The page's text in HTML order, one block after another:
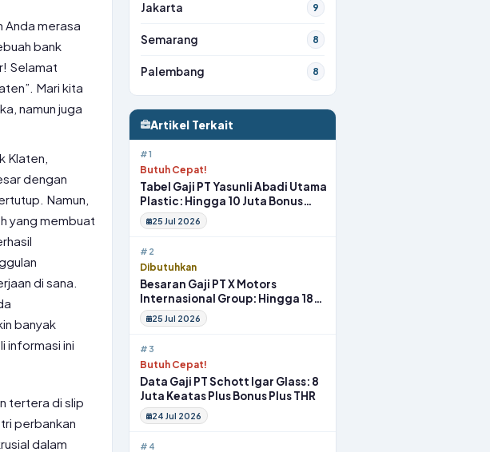
Anda merasa
bank
Selamat
Mari kita
namun juga
Klaten,
dengan
Namun,
yang membuat
di sana.
banyak
informasi ini
tertera di slip
perbankan
dalam
Jakarta 9
Semarang 8
Palembang 8
Artikel Terkait
#1
Butuh Cepat!
Tabel Gaji PT Yasunli Abadi Utama
Plastic: Hingga 10 Juta Bonus
Melimpah Lengkap Tunjangan
25 Jul 2026
#2
Dibutuhkan
Besaran Gaji PT X Motors
Internasional Group: Hingga 18
Juta Gym Membership Makan
Siang
25 Jul 2026
#3
Butuh Cepat!
Data Gaji PT Schott Igar Glass: 8
Juta Keatas Plus Bonus Plus THR
24 Jul 2026
#4